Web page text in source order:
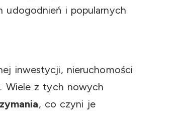
udogodnień i popularnych
inwestycji, nieruchomości
. Wiele z tych nowych
, co czyni je